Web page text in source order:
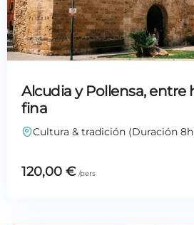
Alcudia y Pollensa, entre
fina
Cultura & tradición (Duración
120,00 €